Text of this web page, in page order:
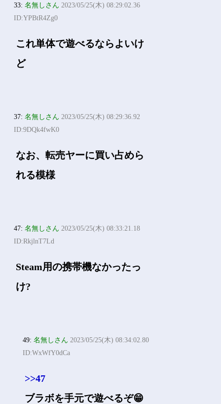
33:名無しさん 2023/05/25(木) 08:29:02.36
ID:YPBtR4Zg0
これ単体で遊べるならよいけ
ど
37:名無しさん 2023/05/25(木) 08:29:36.92
ID:9DQk4fwK0
なお、転売ヤーに買い占めら
れる模様
47:名無しさん 2023/05/25(木) 08:33:21.18
ID:RkjlnT7Ld
Steam用の携帯機なかったっ
け?
49:名無しさん 2023/05/25(木) 08:34:02.80
ID:WxWfY0dCa
>>47
ブラボを手元で遊べるぞ😁